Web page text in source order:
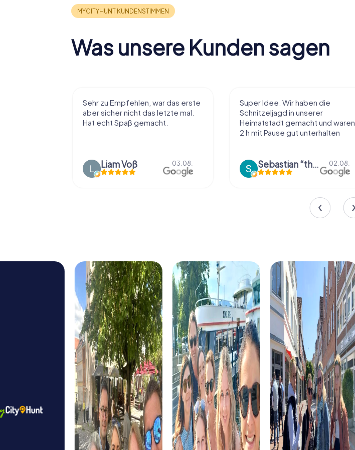
Was unsere Kunden sagen
Sehr zu Empfehlen, war das erste
aber sicher nicht das letzte mal.
Hat echt Spaß gemacht.
Liam Voß 03.08.
Super Idee. Wir haben die
Schnitzeljagd in unserer
Heimatstadt gemacht und waren
2 h mit Pause gut unterhalten
Sebastian “the sleeping Boxer Dog” Röhner 02.08.